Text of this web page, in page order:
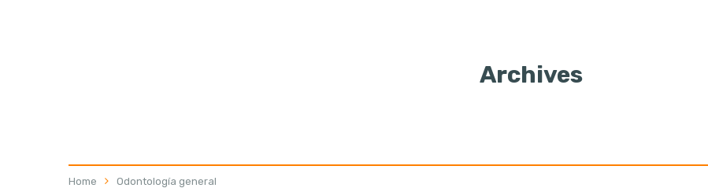
Archives
Home Odontología general